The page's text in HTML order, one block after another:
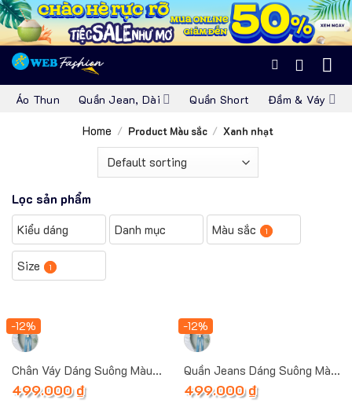
Skip
to
content
Áo Thun Quần Jean, Dài Quần Short Đầm & Váy
Home / Product Màu sắc / Xanh nhạt
Lọc sản phẩm
Kiểu dáng Danh mục Màu sắc 1
Size 1
-12%
Chân Váy Dáng Suông Màu
Xanh Nhạt 6
499.000₫
-12%
Quần Jeans Dáng Suông Màu
Xanh Nhạt
499.000₫